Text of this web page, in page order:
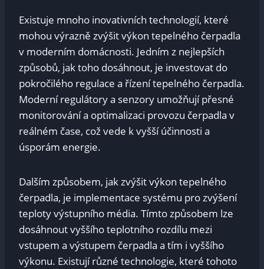
Existuje mnoho inovativních technologií, které
mohou výrazně zvýšit výkon tepelného čerpadla
v moderním domácnosti. Jedním z nejlepších
způsobů, jak toho dosáhnout, je investovat do
pokročilého regulace a řízení tepelného čerpadla.
Moderní regulátory a senzory umožňují přesné
monitorování a optimalizaci provozu čerpadla v
reálném čase, což vede k vyšší účinnosti a
úsporám energie.
Dalším způsobem, jak zvýšit výkon tepelného
čerpadla, je implementace systému pro zvýšení
teploty výstupního média. Tímto způsobem lze
dosáhnout vyššího teplotního rozdílu mezi
vstupem a výstupem čerpadla a tím i vyššího
výkonu. Existují různé technologie, které tohoto